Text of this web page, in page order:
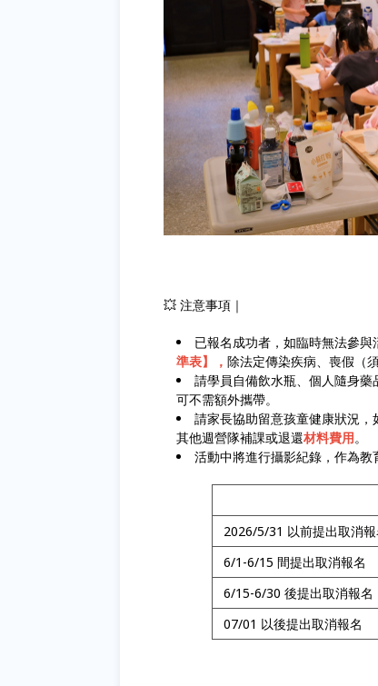
💥 注意事項｜
已報名成功者，如臨時無法參與
準表】， 除法定傳染疾病、喪假（
請學員自備飲水瓶、個人隨身
可不需額外攜帶。
請家長協助留意孩童健康狀況
其他週營隊補課或退還材料費用。
活動中將進行攝影紀錄，作為教
2026/5/31 以前提出取消報
6/1-6/15 間提出取消報名
6/15-6/30 後提出取消報名
07/01 以後提出取消報名